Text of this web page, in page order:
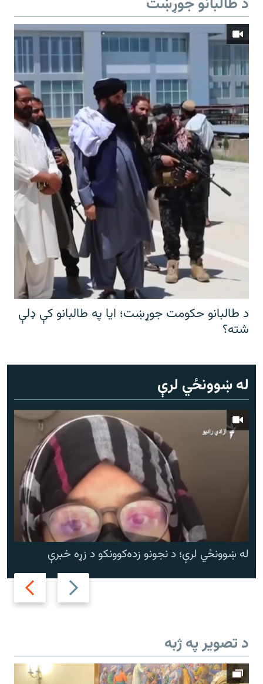
د طالبانو جوړښت
د طالبانو حکومت جوړښت؛ ایا په طالبانو کې ډلې
شته؟
له ښوونځي لرې
Previous
slide
Next
slide
له ښوونځي لرې؛ د نجونو زده‌کوونکو د زړه خبرې
د تصویر په ژبه